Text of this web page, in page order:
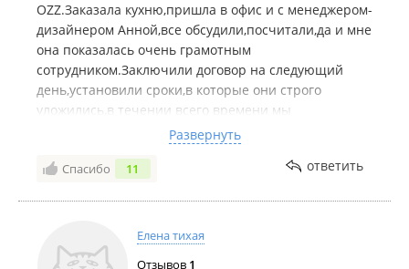
OZZ.Заказала кухню,пришла в офис и с менеджером-
дизайнером Анной,все обсудили,посчитали,да и мне
она показалась очень грамотным
сотрудником.Заключили договор на следующий
день,установили сроки,в которые они строго
уложились,в течении всего времени мы
периодически общялись.Я что-то меняла,а они
меня выслушивали и старались помочь мне.Я очень
осталась довольна кухней.Огромное спаибо всем
Развернуть
Спасибо 11 ответить
Елена тихая
Отзывов 1